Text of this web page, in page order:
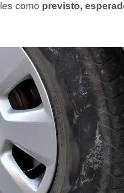
como previsto,